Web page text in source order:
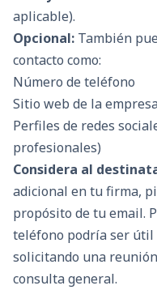
aplicable).
Opcional: También
contacto como:
Número de teléfono
Sitio web de la
Perfiles de redes
profesionales)
Considera al
adicional en tu firma,
propósito de tu email.
teléfono podría ser útil
solicitando una
consulta general.